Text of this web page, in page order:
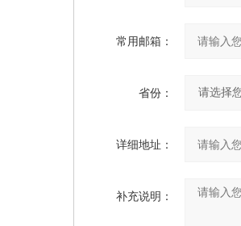
常用邮箱：
省份：
详细地址：
补充说明：